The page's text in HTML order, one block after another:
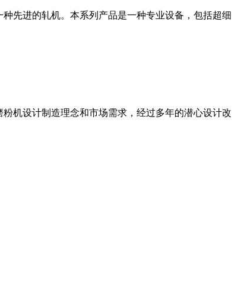
先进的轧机。本系列产品是一种专业设备，包括超细
机设计制造理念和市场需求，经过多年的潜心设计改